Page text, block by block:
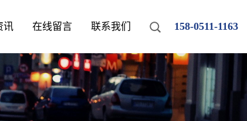
158-0511-1163
讯 在线留言 联系我们